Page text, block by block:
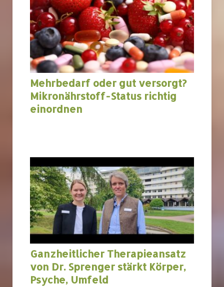
Mehrbedarf oder gut versorgt?
Mikronährstoff-Status richtig
einordnen
Ganzheitlicher Therapieansatz
von Dr. Sprenger stärkt Körper,
Psyche, Umfeld